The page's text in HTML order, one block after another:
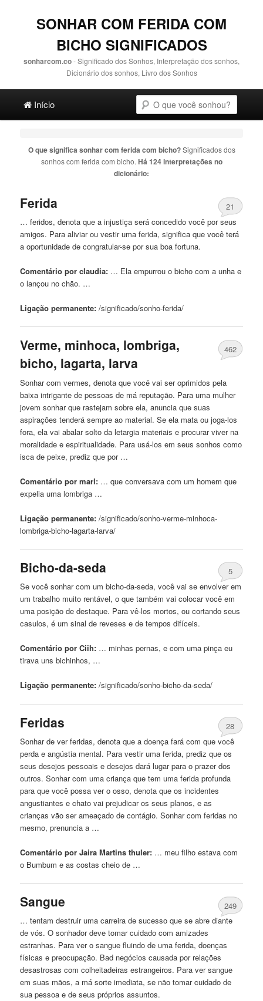
SONHAR COM FERIDA COM
BICHO SIGNIFICADOS
sonharcom.co- Significado dos Sonhos, Interpretação dos sonhos,
Dicionário dos sonhos, Livro dos Sonhos
Ir para o conteúdo principal
Ir para o conteúdo secundário
Início
O que significa sonhar com ferida com bicho?Significados dos
sonhos com ferida com bicho. Há 124 interpretações no
dicionário:
Ferida
21
… feridos, denota que a injustiça será concedido você por seus
amigos. Para aliviar ou vestir umaferida, significa que você terá
a oportunidade de congratular-se por sua boa fortuna.
Comentário por claudia: … Ela empurrou obicho com a unha e
o lançou no chão. …
Ligação permanente: /significado/sonho-ferida/
Verme, minhoca, lombriga,
bicho, lagarta, larva
462
Sonharcom vermes, denota que você vai ser oprimidos pela
baixa intrigante de pessoas de má reputação. Para uma mulher
jovem sonhar que rastejam sobre ela, anuncia que suas
aspirações tenderá sempre ao material. Se ela mata ou joga-los
fora, ela vai abalar solto da letargia materiais e procurar viver na
moralidade e espiritualidade. Para usá-los em seus sonhos como
isca de peixe, prediz que por …
Comentário por marl: … que conversavacom um homem que
expelia uma lombriga …
Ligação permanente: /significado/sonho-verme-minhoca-
lombriga-bicho-lagarta-larva/
Bicho-da-seda
5
Se você sonharcom umbicho-da-seda, você vai se envolver em
um trabalho muito rentável, o que também vai colocar você em
uma posição de destaque. Para vê-los mortos, ou cortando seus
casulos, é um sinal de reveses e de tempos difíceis.
Comentário por Ciih: … minhas pernas, ecom uma pinça eu
tirava uns bichinhos, …
Ligação permanente: /significado/sonho-bicho-da-seda/
Feridas
28
Sonhar de ver feridas, denota que a doença farácom que você
perda e angústia mental. Para vestir umaferida, prediz que os
seus desejos pessoais e desejos dará lugar para o prazer dos
outros. Sonharcom uma criança que tem umaferida profunda
para que você possa ver o osso, denota que os incidentes
angustiantes e chato vai prejudicar os seus planos, e as
crianças vão ser ameaçado de contágio. Sonharcom feridas no
mesmo, prenuncia a …
Comentário por Jaira Martins thuler: … meu filho estavacom
o Bumbum e as costas cheio de …
Sangue
249
… tentam destruir uma carreira de sucesso que se abre diante
de vós. O sonhador deve tomar cuidadocom amizades
estranhas. Para ver o sangue fluindo de umaferida, doenças
físicas e preocupação. Bad negócios causada por relações
desastrosascom colheitadeiras estrangeiros. Para ver sangue
em suas mãos, a má sorte imediata, se não tomar cuidado de
sua pessoa e de seus próprios assuntos.